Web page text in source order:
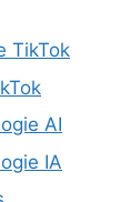
TikTok
AI
IA